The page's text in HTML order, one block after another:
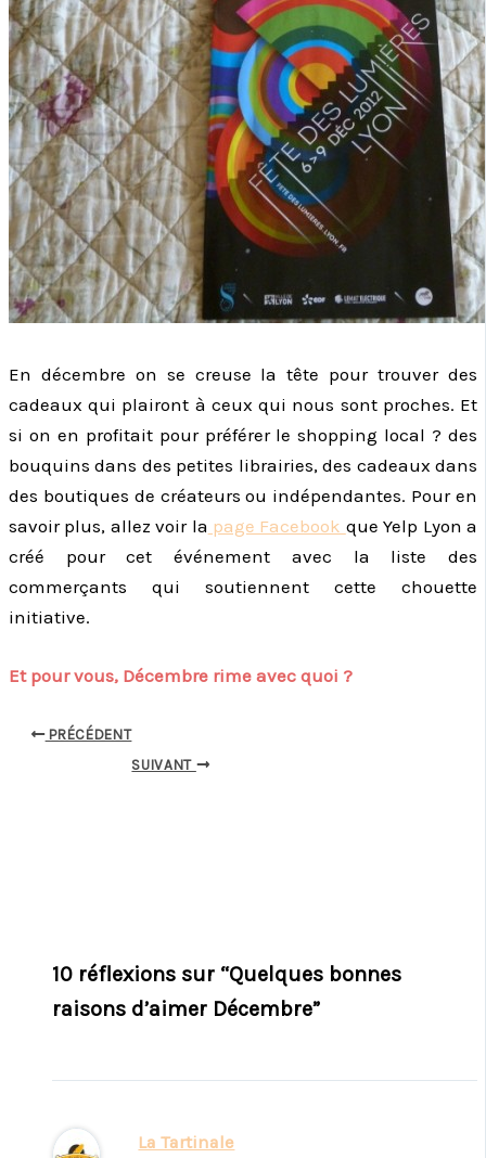
En décembre on se creuse la tête pour trouver des
cadeaux qui plairont à ceux qui nous sont proches. Et
si on en profitait pour préférer le shopping local ? des
bouquins dans des petites librairies, des cadeaux dans
des boutiques de créateurs ou indépendantes. Pour en
savoir plus, allez voir la page Facebook que Yelp Lyon a
créé pour cet événement avec la liste des
commerçants qui soutiennent cette chouette
initiative.
Et pour vous, Décembre rime avec quoi ?
PRÉCÉDENT
SUIVANT
10 réflexions sur “Quelques bonnes
raisons d’aimer Décembre”
La Tartinale